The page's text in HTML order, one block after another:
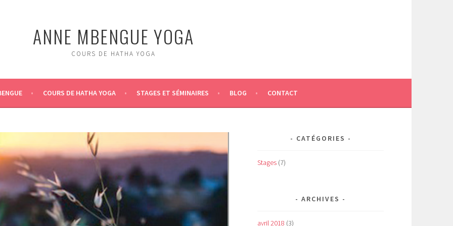
ANNE MBENGUE YOGA
COURS DE HATHA YOGA
COURS DE HATHA YOGA STAGES ET SÉMINAIRES BLOG CONTACT
CATÉGORIES
Stages (7)
ARCHIVES
avril 2018 (3)